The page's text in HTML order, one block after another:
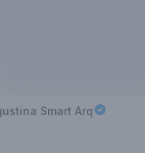
Smart Arq